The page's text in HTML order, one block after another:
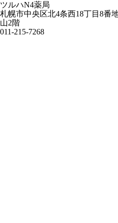
ツルハN4薬局
札幌市中央区北4条西18丁目8番
山2階
011-215-7268